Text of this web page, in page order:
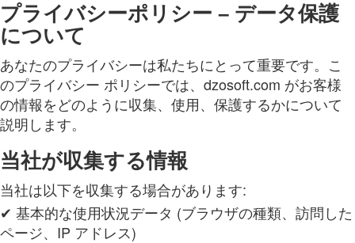
プライバシーポリシー – データ保護
について
あなたのプライバシーは私たちにとって重要です。こ
のプライバシー ポリシーでは、dzosoft.com がお客様
の情報をどのように収集、使用、保護するかについて
説明します。
当社が収集する情報
当社は以下を収集する場合があります:
✔ 基本的な使用状況データ (ブラウザの種類、訪問した
ページ、IP アドレス)